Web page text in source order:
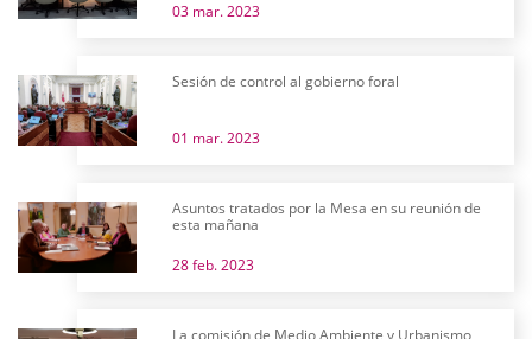
03 mar. 2023
Sesión de control al gobierno foral
01 mar. 2023
Asuntos tratados por la Mesa en su reunión de
esta mañana
28 feb. 2023
La comisión de Medio Ambiente y Urbanismo